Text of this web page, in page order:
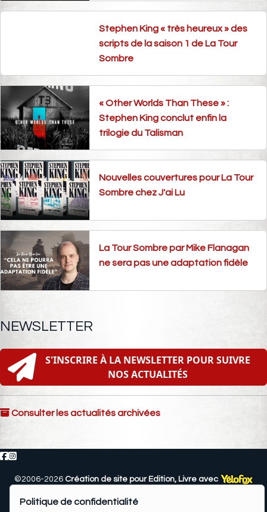
Stephen King « très heureux » des
scripts de la saison 1 de La Tour
Sombre
« Other Worlds Than These » :
Stephen King conclut enfin la
trilogie du Talisman
Nouvelles couvertures pour La Tour
Sombre chez J'ai Lu
La Tour Sombre par Mike Flanagan
ne sera pas une adaptation fidèle
NEWSLETTER
S'INSCRIRE À LA NEWSLETTER POUR SUIVRE
NOS ACTUALITÉS
Consulter les actualités archivées
©2006-2026 Création de site pour Edition, Livre avec
Politique de confidentialité